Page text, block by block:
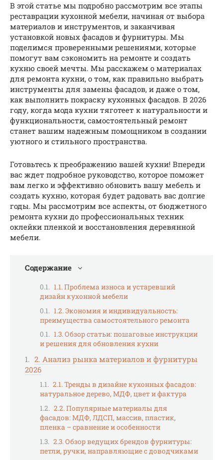
В этой статье мы подробно рассмотрим все этапы
реставрации кухонной мебели, начиная от выбора
материалов и инструментов, и заканчивая
установкой новых фасадов и фурнитуры. Мы
поделимся проверенными решениями, которые
помогут вам сэкономить на ремонте и создать
кухню своей мечты. Мы расскажем о материалах
для ремонта кухни, о том, как правильно выбрать
инструменты для замены фасадов, и даже о том,
как выполнить покраску кухонных фасадов. В 2026
году, когда мода кухни тяготеет к натуральности и
функциональности, самостоятельный ремонт
станет вашим надежным помощником в создании
уютного и стильного пространства.
Готовьтесь к преображению вашей кухни! Впереди
вас ждет подробное руководство, которое поможет
вам легко и эффективно обновить вашу мебель и
создать кухню, которая будет радовать вас долгие
годы. Мы рассмотрим все аспекты, от бюджетного
ремонта кухни до профессиональных техник
оклейки пленкой и восстановления деревянной
мебели.
Содержание
1.1. Проблема износа и устаревший
дизайн кухонной мебели
1.2. Экономия и индивидуальность:
преимущества самостоятельного ремонта
1.3. Обзор статьи: пошаговые инструкции
и решения для обновления кухни
2. Анализ рынка материалов и фурнитуры
2026
2.1. Тренды в дизайне кухонных фасадов:
натуральное дерево, МДФ, цвет и фактура
2.2. Популярные материалы для
фасадов: МДФ, ЛДСП, массив, пластик,
пленка – сравнение и особенности
2.3. Обзор ведущих брендов фурнитуры:
петли, ручки, направляющие с доводчиками